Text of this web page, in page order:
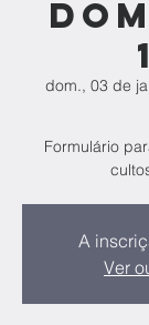
dom., 03 de
Formulário
A
Ver